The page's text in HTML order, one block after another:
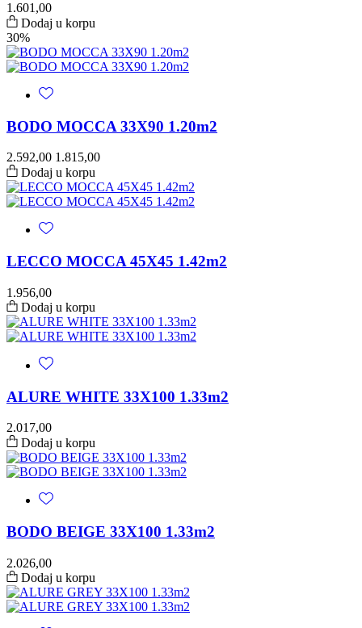
1.601,00
Dodaj u korpu
30%
BODO MOCCA 33X90 1.20m2
2.592,00 1.815,00
Dodaj u korpu
LECCO MOCCA 45X45 1.42m2
1.956,00
Dodaj u korpu
ALURE WHITE 33X100 1.33m2
2.017,00
Dodaj u korpu
BODO BEIGE 33X100 1.33m2
2.026,00
Dodaj u korpu